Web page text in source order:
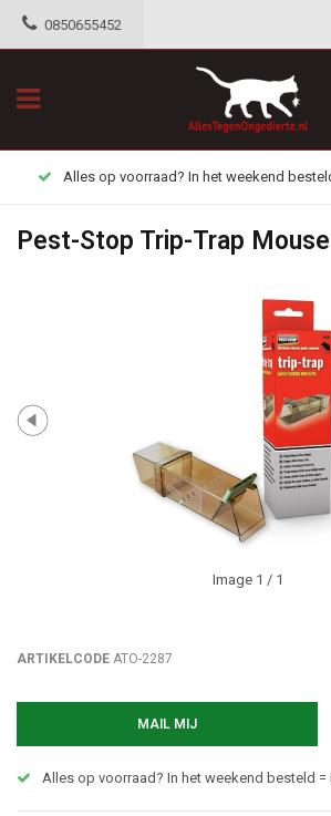
0850655452
Alles op voorraad? In het weekend
Pest-Stop Trip-Trap
Image 1 / 1
ARTIKELCODE ATO-2287
MAIL MIJ
Alles op voorraad? In het weekend besteld =